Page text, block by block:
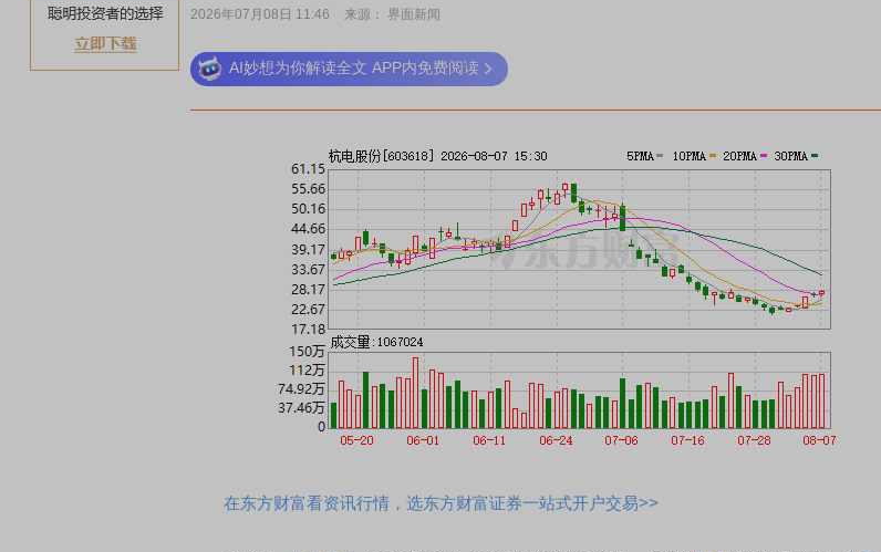
2026年07月08日 11:46 来源： 界面新闻
AI妙想为你解读全文 APP内免费阅读
在东方财富看资讯行情，选东方财富证券一站式开户交易>>
稀土板块领涨